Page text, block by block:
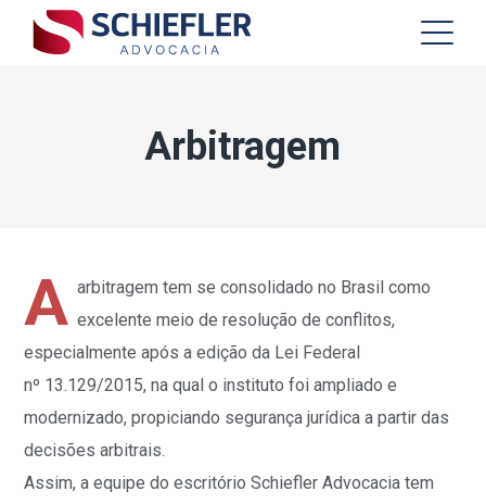
Arbitragem
A arbitragem tem se consolidado no Brasil como
excelente meio de resolução de conflitos,
especialmente após a edição da Lei Federal
nº 13.129/2015, na qual o instituto foi ampliado e
modernizado, propiciando segurança jurídica a partir das
decisões arbitrais.
Assim, a equipe do escritório Schiefler Advocacia tem